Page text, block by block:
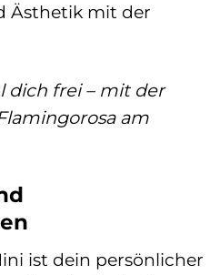
Ästhetik mit der
dich frei – mit der
am
ist dein persönlicher